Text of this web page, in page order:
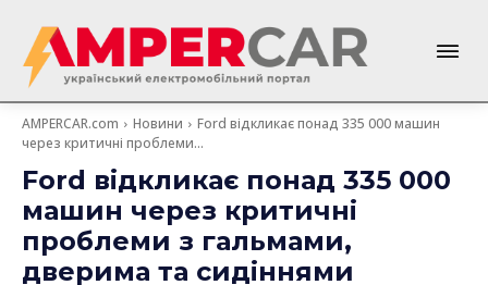
AMPERCAR.com Новини
Ford відкликає понад 335 000 машин
через критичні проблеми...
Ford відкликає понад 335 000
машин через критичні
проблеми з гальмами,
дверима та сидіннями